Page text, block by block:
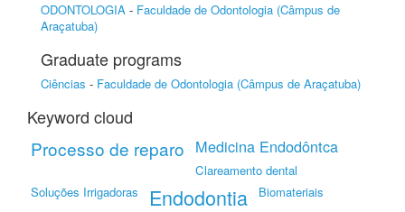
ODONTOLOGIA - Faculdade de Odontologia (Câmpus de
Araçatuba)
Graduate programs
Ciências - Faculdade de Odontologia (Câmpus de Araçatuba)
Keyword cloud
Processo de reparo Medicina Endodôntca
Clareamento dental
Soluções Irrigadoras
Endodontia
Biomateriais